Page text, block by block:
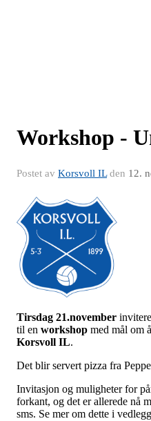
Workshop -
Postet av Korsvoll ILden 12.
Tirsdag 21.november
til en workshop med mål om
Korsvoll IL.
Det blir servert pizza fra
Invitasjon og muligheter for
forkant, og det er allerede nå
sms. Se mer om dette i